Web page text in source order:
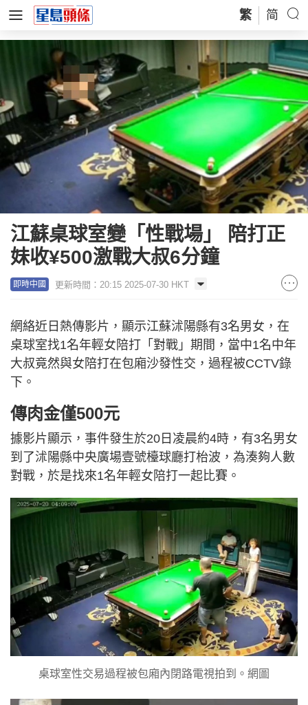
繁 简
江蘇桌球室變「性戰場」 陪打正
妹收¥500激戰大叔6分鐘
即時中國 更新時間：20:15 2025-07-30 HKT
網絡近日熱傳影片，顯示江蘇沭陽縣有3名男女，在
桌球室找1名年輕女陪打「對戰」期間，當中1名中年
大叔竟然與女陪打在包廂沙發性交，過程被CCTV錄
下。
傳肉金僅500元
據影片顯示，事件發生於20日凌晨約4時，有3名男女
到了沭陽縣中央廣場壹號檯球廳打枱波，為湊夠人數
對戰，於是找來1名年輕女陪打一起比賽。
桌球室性交易過程被包廂內閉路電視拍到。網圖